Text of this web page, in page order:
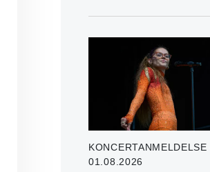
KONCERTANMELDELSE
01.08.2026